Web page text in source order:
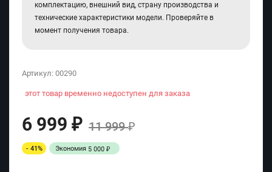
комплектацию, внешний вид, страну производства и
технические характеристики модели. Проверяйте в
момент получения товара.
Артикул: 00290
этот товар временно недоступен для заказа
6 999 ₽ 11 999₽
- 41% Экономия 5 000 ₽